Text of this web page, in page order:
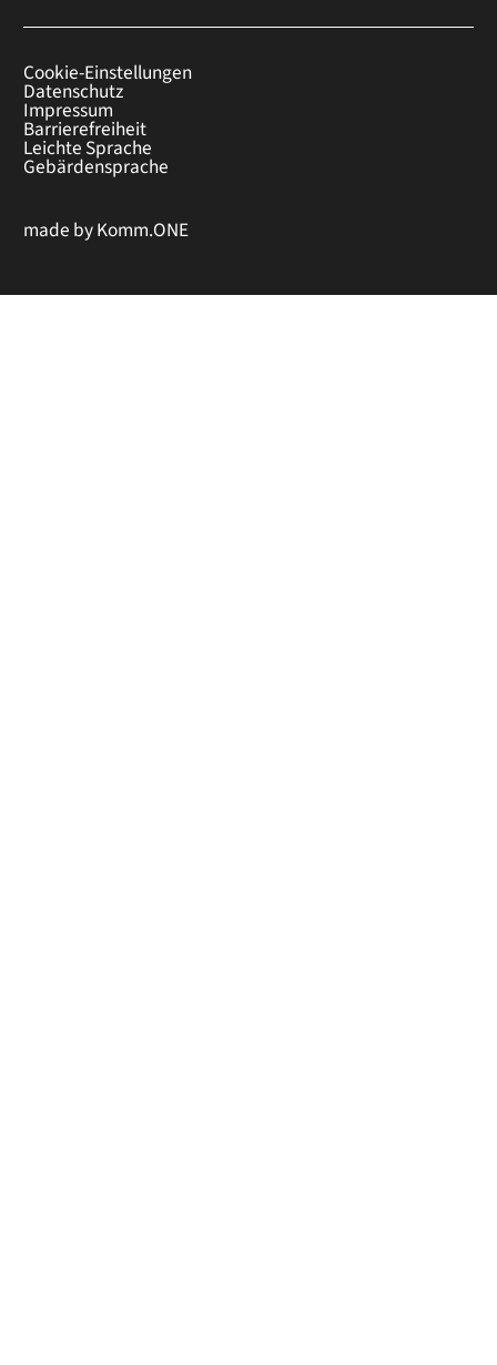
Cookie-Einstellungen
Datenschutz
Impressum
Barrierefreiheit
Leichte Sprache
Gebärdensprache
made byKomm.ONE